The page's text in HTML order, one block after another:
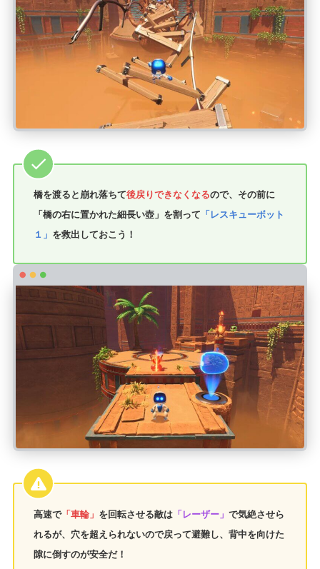
橋を渡ると崩れ落ちて後戻りできなくなるので、その前に
「橋の右に置かれた細長い壺」を割って 「レスキューボット
１」 を救出しておこう！
高速で「車輪」 を回転させる敵は「レーザー」 で気絶させら
れるが、穴を超えられないので戻って避難し、背中を向けた
隙に倒すのが安全だ！